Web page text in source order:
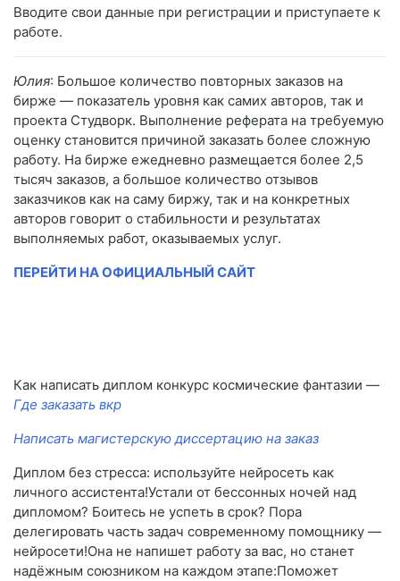
Вводите свои данные при регистрации и приступаете к
работе.
Юлия: Большое количество повторных заказов на
бирже — показатель уровня как самих авторов, так и
проекта Студворк. Выполнение реферата на требуемую
оценку становится причиной заказать более сложную
работу. На бирже ежедневно размещается более 2,5
тысяч заказов, а большое количество отзывов
заказчиков как на саму биржу, так и на конкретных
авторов говорит о стабильности и результатах
выполняемых работ, оказываемых услуг.
ПЕРЕЙТИ НА ОФИЦИАЛЬНЫЙ САЙТ
Как написать диплом конкурс космические фантазии —
Где заказать вкр
Написать магистерскую диссертацию на заказ
Диплом без стресса: используйте нейросеть как
личного ассистента!Устали от бессонных ночей над
дипломом? Боитесь не успеть в срок? Пора
делегировать часть задач современному помощнику —
нейросети!Она не напишет работу за вас, но станет
надёжным союзником на каждом этапе:Поможет